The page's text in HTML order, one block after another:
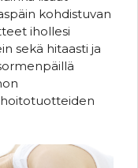
kohdistuvan
ihollesi
sekä hitaasti ja